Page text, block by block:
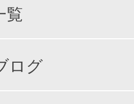
覧
ログ